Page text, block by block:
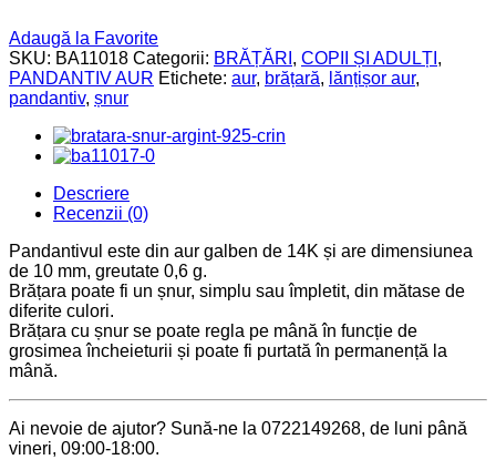
Adaugă la Favorite
SKU: BA11018 Categorii: BRĂȚĂRI , COPII ȘI ADULȚI ,
PANDANTIV AUR Etichete: aur, brățară, lănțișor aur,
pandantiv, șnur
Descriere
Recenzii (0)
Pandantivul este din aur galben de 14K și are dimensiunea
de 10 mm, greutate 0,6 g.
Brățara poate fi un șnur, simplu sau împletit, din mătase de
diferite culori.
Brățara cu șnur se poate regla pe mână în funcție de
grosimea încheieturii și poate fi purtată în permanență la
mână.
Ai nevoie de ajutor? Sună-ne la 0722149268, de luni până
vineri, 09:00-18:00.